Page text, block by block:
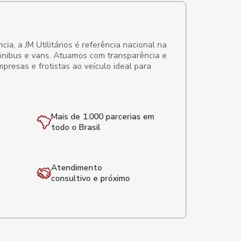
a JM Utilitários é referência nacional na
e vans. Atuamos com transparência e
e frotistas ao veículo ideal para
Mais de 1.000 parcerias em
todo o Brasil
Atendimento
consultivo e próximo